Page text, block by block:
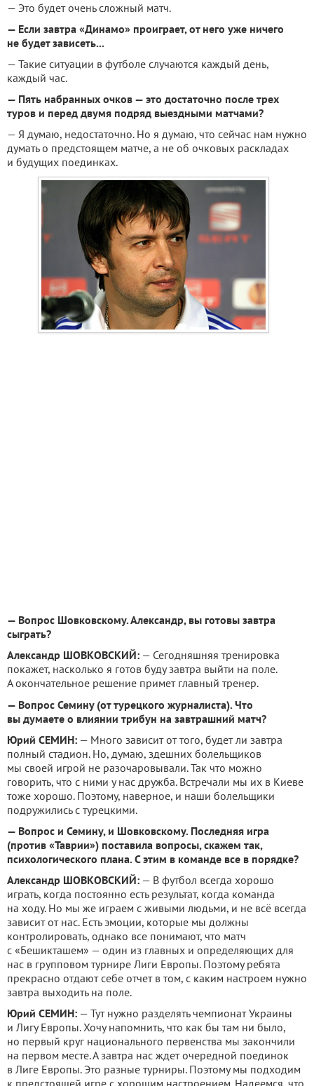
— Это будет очень сложный матч.
— Если завтра «Динамо» проиграет, от него уже ничего
не будет зависеть...
— Такие ситуации в футболе случаются каждый день,
каждый час.
— Пять набранных очков — это достаточно после трех
туров и перед двумя подряд выездными матчами?
— Я думаю, недостаточно. Но я думаю, что сейчас нам нужно
думать о предстоящем матче, а не об очковых раскладах
и будущих поединках.
— Вопрос Шовковскому. Александр, вы готовы завтра
сыграть?
Александр ШОВКОВСКИЙ: — Сегодняшняя тренировка
покажет, насколько я готов буду завтра выйти на поле.
А окончательное решение примет главный тренер.
— Вопрос Семину (от турецкого журналиста). Что
вы думаете о влиянии трибун на завтрашний матч?
Юрий СЕМИН: — Много зависит от того, будет ли завтра
полный стадион. Но, думаю, здешних болельщиков
мы своей игрой не разочаровывали. Так что можно
говорить, что с ними у нас дружба. Встречали мы их в Киеве
тоже хорошо. Поэтому, наверное, и наши болельщики
подружились с турецкими.
— Вопрос и Семину, и Шовковскому. Последняя игра
(против «Таврии») поставила вопросы, скажем так,
психологического плана. С этим в команде все в порядке?
Александр ШОВКОВСКИЙ: — В футбол всегда хорошо
играть, когда постоянно есть результат, когда команда
на ходу. Но мы же играем с живыми людьми, и не всё всегда
зависит от нас. Есть эмоции, которые мы должны
контролировать, однако все понимают, что матч
с «Бешикташем» — один из главных и определяющих для
нас в групповом турнире Лиги Европы. Поэтому ребята
прекрасно отдают себе отчет в том, с каким настроем нужно
завтра выходить на поле.
Юрий СЕМИН: — Тут нужно разделять чемпионат Украины
и Лигу Европы. Хочу напомнить, что как бы там ни было,
но первый круг национального первенства мы закончили
на первом месте. А завтра нас ждет очередной поединок
в Лиге Европы. Это разные турниры. Поэтому мы подходим
к предстоящей игре с хорошим настроением. Надеемся, что